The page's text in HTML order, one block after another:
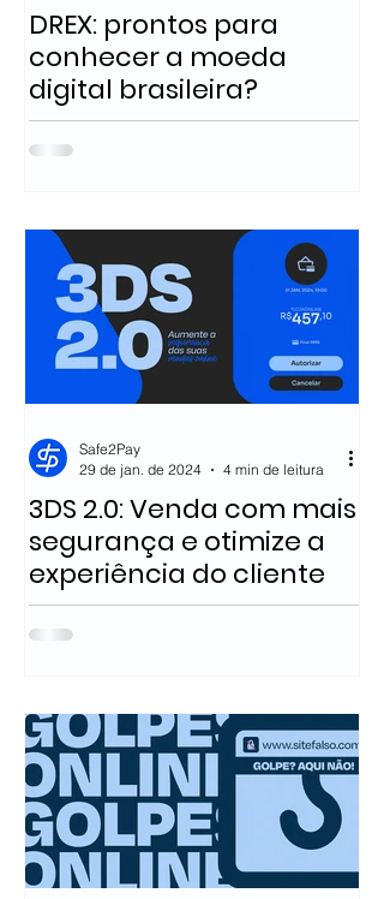
DREX: prontos para
conhecer a moeda
digital brasileira?
3DS 2.0: Venda com mais
segurança e otimize a
experiência do cliente
Safe2Pay
29 de jan. de 2024
4 min de leitura